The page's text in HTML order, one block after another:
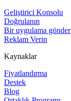
Geliştirici Konsolu
Doğrulanın
Bir uygulama gönder
Reklam Verin
Kaynaklar
Fiyatlandırma
Destek
Blog